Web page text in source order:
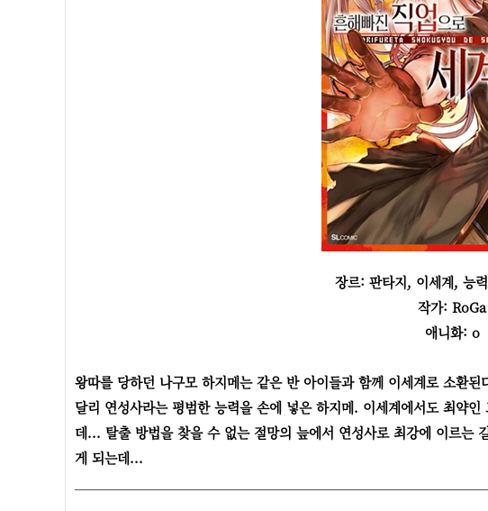
장르: 판타지, 이세계, 능
작가:RoGa
애니화: o
왕따를 당하던 나구모 하지메는 같은 반 아이들과 함께 이세계로 소환
달리 연성사라는 평범한 능력을 손에 넣은 하지메. 이세계에서도 최약
데... 탈출 방법을 찾을 수 없는 절망의 늪에서 연성사로 최강에 이르는
게 되는데...